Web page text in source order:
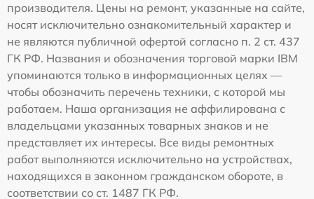
производителя. Цены на ремонт, указанные на сайте,
носят исключительно ознакомительный характер и
не являются публичной офертой согласно п. 2 ст. 437
ГК РФ. Названия и обозначения торговой марки IBM
упоминаются только в информационных целях —
чтобы обозначить перечень техники, с которой мы
работаем. Наша организация не аффилирована с
владельцами указанных товарных знаков и не
представляет их интересы. Все виды ремонтных
работ выполняются исключительно на устройствах,
находящихся в законном гражданском обороте, в
соответствии со ст. 1487 ГК РФ.